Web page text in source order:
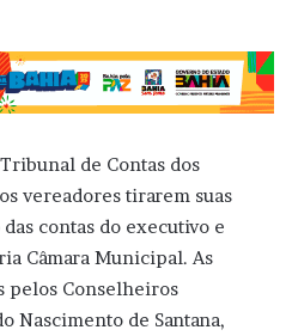
de Contas dos
vereadores tirarem suas
contas do executivo e
Câmara Municipal. As
pelos Conselheiros
Nascimento de Santana,